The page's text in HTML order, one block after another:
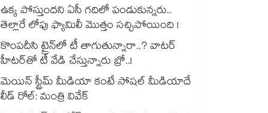
ఉక్క పోస్తుందని ఏసీ గదిలో పండుకున్నరు..
తెల్లారే లోపు ఫ్యామిలీ మొత్తం సచ్చిపోయింది !
కొంపదీసి ట్రైన్⁬లో టీ తాగుతున్నారా..? వాటర్
హీటర్⁭⁭తో టీ వేడి చేస్తున్నారు బ్రో..!
మెయిన్ స్ట్రీమ్ మీడియా కంటే సోషల్ మీడియాదే
లీడ్ రోల్: మంత్రి వివేక్